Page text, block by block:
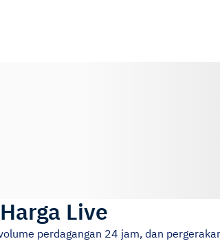
Harga Live
perdagangan 24 jam, dan